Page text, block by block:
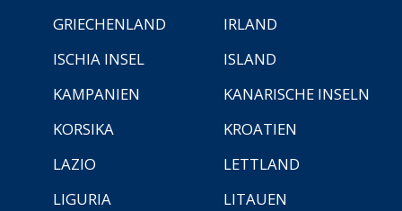
GRIECHENLAND
IRLAND
ISCHIA INSEL
ISLAND
KAMPANIEN
KANARISCHE INSELN
KORSIKA
KROATIEN
LAZIO
LETTLAND
LIGURIA
LITAUEN